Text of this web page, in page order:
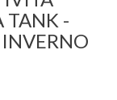
TANK -